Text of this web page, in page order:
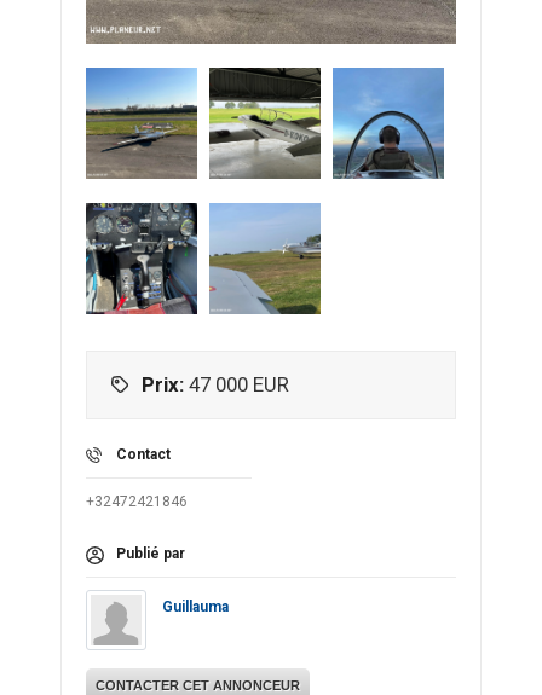
Prix: 47 000 EUR
Contact
+32472421846
Publié par
Guillauma
CONTACTER CET ANNONCEUR